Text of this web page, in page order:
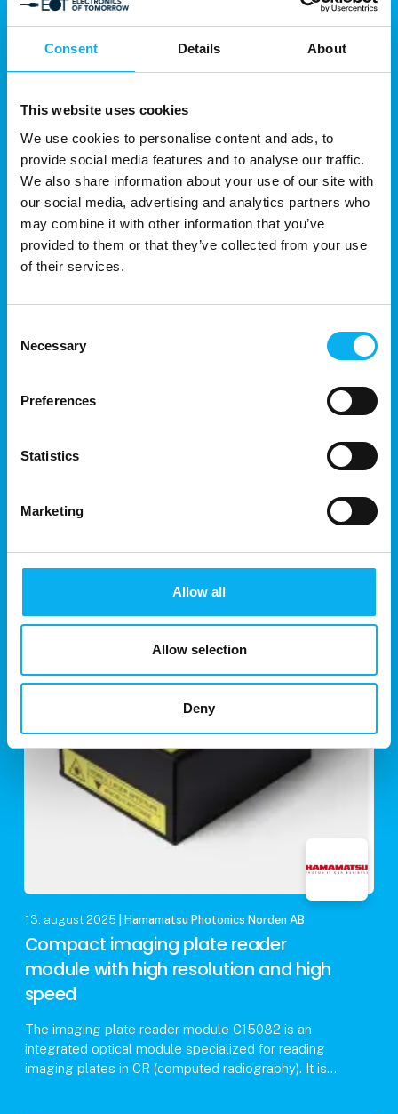
Consent Details About
This website uses cookies
We use cookies to personalise content and ads, to
provide social media features and to analyse our traffic.
We also share information about your use of our site with
our social media, advertising and analytics partners who
may combine it with other information that you’ve
provided to them or that they’ve collected from your use
of their services.
Selection
Necessary
Preferences
Statistics
Marketing
Allow all
Allow selection
Deny
process
transform near infrared spectrometer with high
13. august 2025 | Hamamatsu Photonics Norden AB
Compact imaging plate reader
module with high resolution and high
speed
The imaging plate reader module C15082 is an
integrated optical module specialized for reading
imaging plates in CR (computed radiography). It is